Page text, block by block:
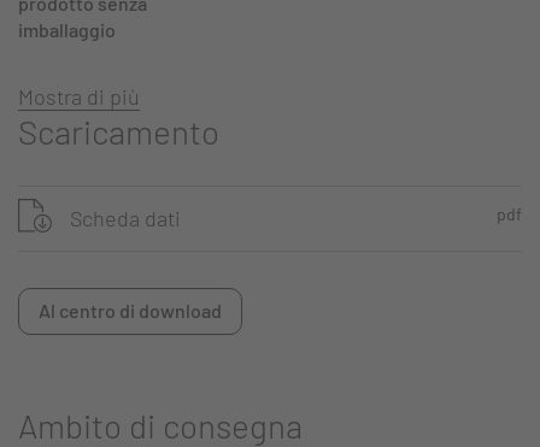
imballaggio
Mostra di più
Scaricamento
Scheda dati pdf
Al centro di download
Ambito di consegna